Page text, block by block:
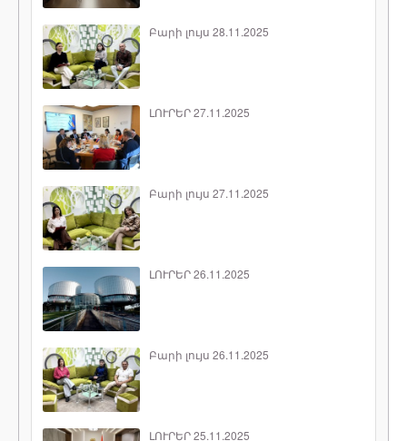
Բարի լույս 28.11.2025
ԼՈՒՐԵՐ 27.11.2025
Բարի լույս 27.11.2025
ԼՈՒՐԵՐ 26.11.2025
Բարի լույս 26.11.2025
ԼՈՒՐԵՐ 25.11.2025